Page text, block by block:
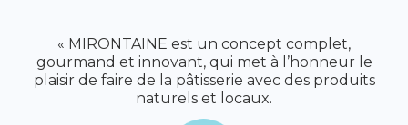
« MIRONTAINE est un concept complet,
gourmand et innovant, qui met à l’honneur le
plaisir de faire de la pâtisserie avec des produits
naturels et locaux.